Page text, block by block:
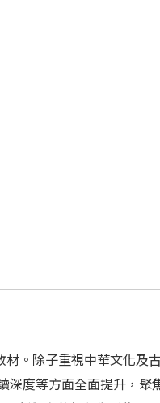
。除子重視中華文化
度等方面全面提升，